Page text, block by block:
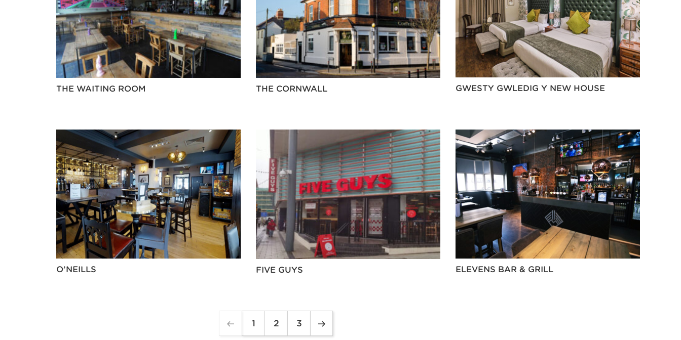
THE WAITING ROOM THE CORNWALL GWESTY GWLEDIG Y NEW HOUSE
O’NEILLS FIVE GUYS ELEVENS BAR & GRILL
1 2 3